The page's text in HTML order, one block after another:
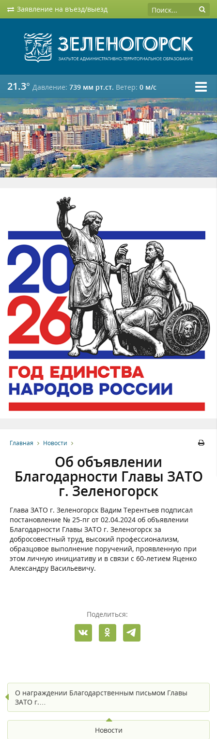
Заявление на въезд/выезд
21.3° Давление: 739 мм рт.ст. Ветер: 0 м/c
Главная Новости
Об объявлении
Благодарности Главы ЗАТО
г. Зеленогорск
Глава ЗАТО г. Зеленогорск Вадим Терентьев подписал
постановление № 25-пг от 02.04.2024 об объявлении
Благодарности Главы ЗАТО г. Зеленогорск за
добросовестный труд, высокий профессионализм,
образцовое выполнение поручений, проявленную при
этом личную инициативу и в связи с 60-летием Яценко
Александру Васильевичу.
Поделиться:
О награждении Благодарственным письмом Главы
ЗАТО г.…
Новости